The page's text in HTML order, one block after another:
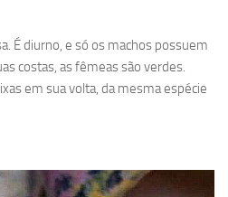
É diurno, e só os machos possuem
costas, as fêmeas são verdes.
em sua volta, da mesma espécie